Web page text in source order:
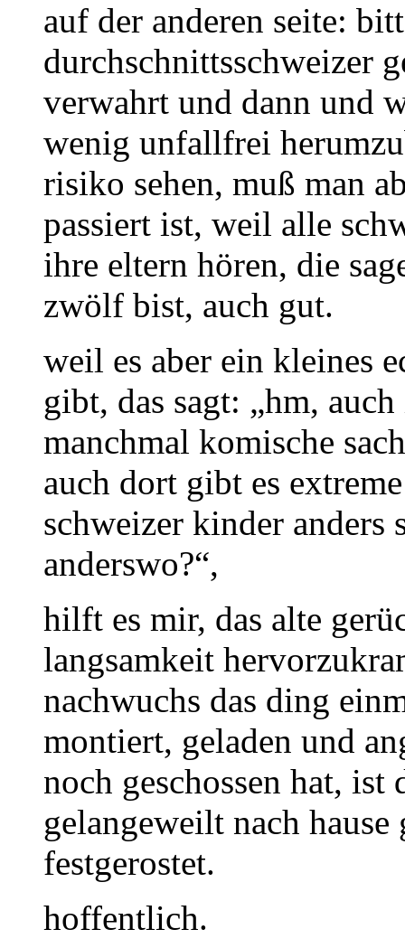
auf der anderen seite:
durchschnittsschweizer
verwahrt und dann und
wenig unfallfrei
risiko sehen, muß man
passiert ist, weil alle
ihre eltern hören, die
zwölf bist, auch gut.
weil es aber ein kleines
gibt, das sagt: „hm,
manchmal komische
auch dort gibt es
schweizer kinder anders
anderswo?“,
hilft es mir, das alte
langsamkeit
nachwuchs das ding
montiert, geladen und
noch geschossen hat,
gelangeweilt nach
festgerostet.
hoffentlich.